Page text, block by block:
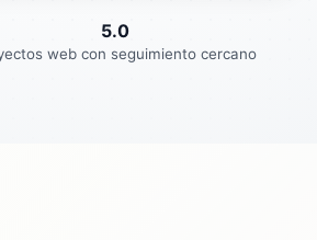
5.0
web con seguimiento cercano